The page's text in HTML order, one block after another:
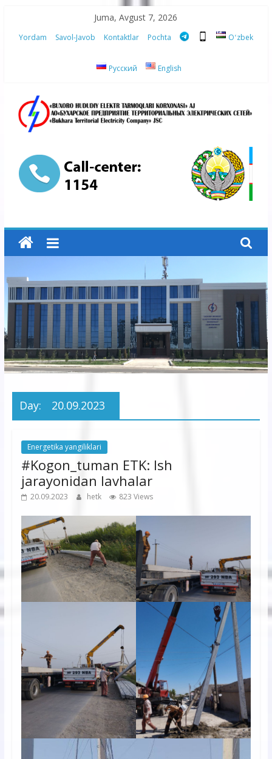
content
Juma, Avgust 7, 2026
Yordam Savol-Javob Kontaktlar Pochta Oʻzbek
Русский English
“Buxoro
hududiy
elektr
tarmoqlari
korxonasi”
AJ
“Buxoro
hududiy
korxonasi”
Day: 20.09.2023
Energetika yangiliklari
#Kogon_tuman ETK: Ish
jarayonidan lavhalar
20.09.2023 hetk 823 Views